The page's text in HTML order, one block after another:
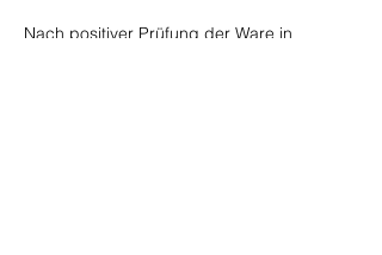
Nach positiver Prüfung der Ware in